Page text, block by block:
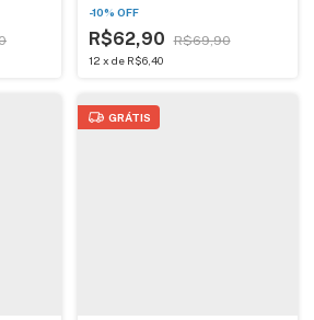
-10% OFF
R$62,90 R$69,90
12 x de R$6,40
GRÁTIS